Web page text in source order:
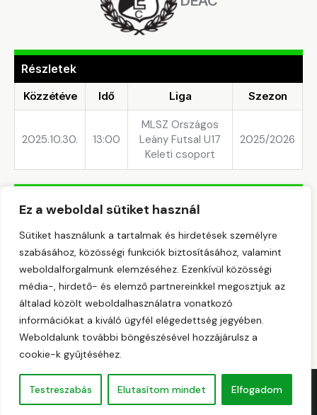
Ez a weboldal sütiket használ
Sütiket használunk a tartalmak és hirdetések személyre
szabásához, közösségi funkciók biztosításához, valamint
weboldalforgalmunk elemzéséhez. Ezenkívül közösségi
média-, hirdető- és elemző partnereinkkel megosztjuk az
általad közölt weboldalhasználatra vonatkozó
információkat a kiváló ügyfél elégedettség jegyében.
Weboldalunk további böngészésével hozzájárulsz a
cookie-k gyűjtéséhez.
Testreszabás Elutasítom mindet Elfogadom
Részletek
Közzétéve Idő Liga Szezon
2025.10.30. 13:00
MLSZ Országos
Leány Futsal U17
Keleti csoport
2025/2026
Eredmény
Csapat 1st Half 2nd Half Gólok Eredmény
DVTK-
VÉNUSZ
— — 0 Vereség
DEAC — — 12
Copyright © 2026. All rights reserved.